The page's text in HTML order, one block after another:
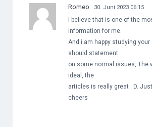
Romeo 30. Juni 2023 06:15
I believe that is one of the
information for me.
And i am happy studying
should statement
on some normal issues, The
ideal, the
articles is really great : D.
cheers